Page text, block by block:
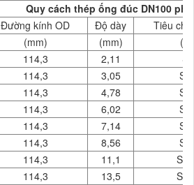
Quy cách thép ống đúc DN100 phi
Đường kính OD Độ dày
Tiêu
(mm) (mm)
(
114,3 2,11
114,3 3,05
114,3 4,78
114,3 6,02
114,3 7,14
114,3 8,56
114,3 11,1
114,3 13,5